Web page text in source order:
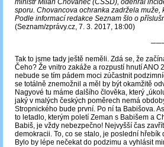
sporu. Chovancova ochranka zadržela
Podle informací redakce Seznam šlo o
(Seznam/zprávy.cz, 7. 3. 2017, 18:00)
Tak to jsme tady ještě neměli. Zdá se, že
Čeho? Že vnitro zakáže a rozpustí hnutí ANO
nebude se tím pádem moci zúčastnit
se totálně znemožnil a měl by být okamžitě
Nagyové tu máme dalšího člověka, který
jaký v malých českých poměrech nemá
Stropnického bude první. Po ní ta Babišova.
to letadlo, kterým poletí Zeman s Babišem a
Babiš, je vždy nebezpečno! Nejvyšší čas
demokracii. To, co se stalo, je poslední
Bylo by lépe nečekat do podzimu a vyhlásit